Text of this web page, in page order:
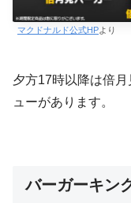
マクドナルド公式HPより
夕方17時以降は倍
ューがあります。
バーガーキン